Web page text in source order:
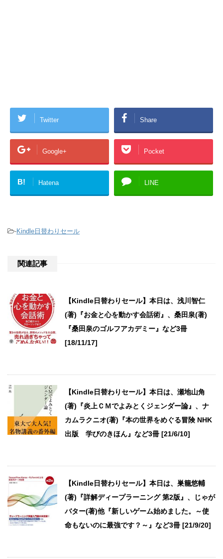
Twitter Share
Google+ Pocket
B! Hatena LINE
-Kindle日替わりセール
関連記事
【Kindle日替わりセール】本日は、浅川智仁
(著)『お金と心を動かす会話術』、桑田泉(著)
『桑田泉のゴルフアカデミー』など3冊
[18/11/17]
【Kindle日替わりセール】本日は、瀬地山角
(著)『炎上ＣＭでよみとくジェンダー論』、ナ
カムラクニオ(著)『本の世界をめぐる冒険 NHK
出版 学びのきほん』など3冊 [21/6/10]
【Kindle日替わりセール】本日は、巣籠悠輔
(著)『詳解ディープラーニング 第2版』、じゃが
バター(著)他『新しいゲーム始めました。～使
命もないのに最強です？～』など3冊 [21/9/20]